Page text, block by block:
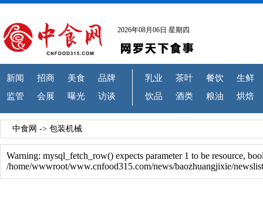
2026年08月06日 星期四
新闻 招商 美食
品牌
监管
会展 曝光 访谈
乳业 茶叶 餐饮
生鲜
饮品
酒类 粮油 烘焙
中食网 -> 包装机械
Warning: mysql_fetch_row() expects parameter 1 to be resource,
/home/wwwroot/www.cnfood315.com/news/baozhuangjixie/